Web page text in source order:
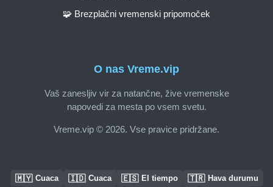
O nas Vreme.vip
Vaš zanesljiv vir za natančne, žive vremenske
napovedi za mesta po vsem svetu.
Vreme.vip © 2026. Vse pravice pridržane.
🧩 Brezplačni vremenski pripomoček
🇲🇾 Cuaca 🇮🇩 Cuaca 🇪🇸 El tiempo 🇹🇷 Hava durumu